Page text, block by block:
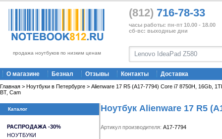
продажа ноутбуков по низким ценам
(812) 716-78-33
часы работы: пн-пт 10.00 - 18.00
сб-вс: выходные дни
О магазине Безнал Отзывы Контакты Доставка
Главная > Ноутбуки в Петербурге > Alienware 17 R5 (A17-7794) Core i7 8750H, 16Gb,
BT, Cam
Каталог
РАСПРОДАЖА -30%
НОУТБУКИ
Ноутбук Alienware 17 R5
Артикул производителя: A17-7794